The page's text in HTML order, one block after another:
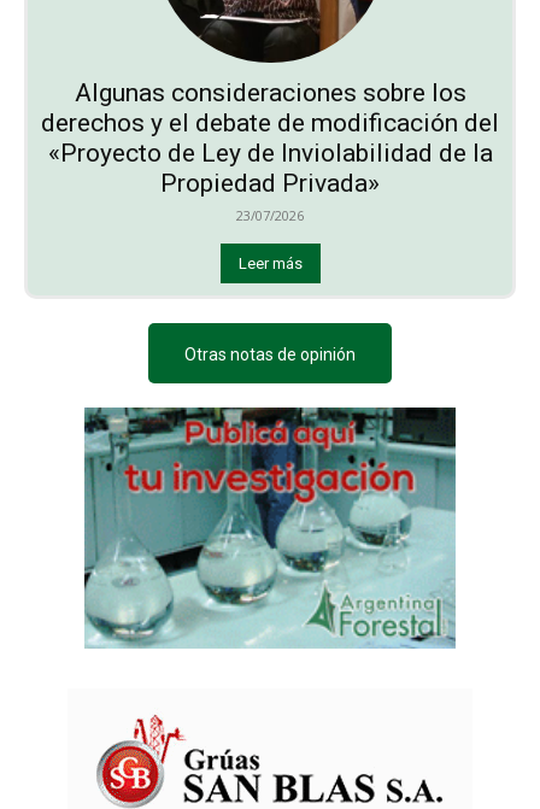
Algunas consideraciones sobre los
derechos y el debate de modificación del
«Proyecto de Ley de Inviolabilidad de la
Propiedad Privada»
23/07/2026
Leer más
Otras notas de opinión